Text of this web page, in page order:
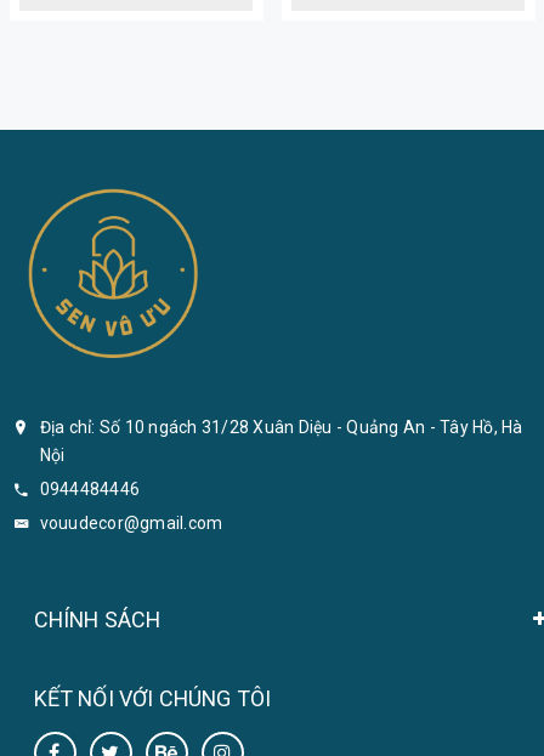
Địa chỉ: Số 10 ngách 31/28 Xuân Diệu - Quảng An - Tây Hồ, Hà
Nội
0944484446
vouudecor@gmail.com
CHÍNH SÁCH
KẾT NỐI VỚI CHÚNG TÔI